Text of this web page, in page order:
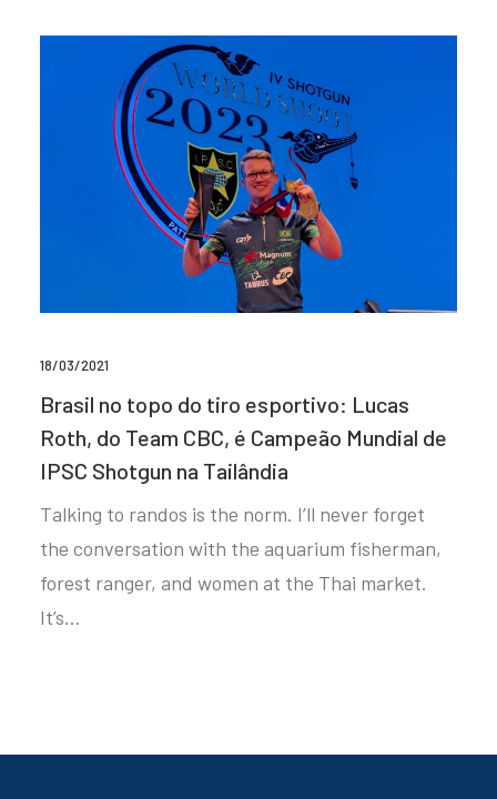
18/03/2021
Brasil no topo do tiro esportivo: Lucas
Roth, do Team CBC, é Campeão Mundial de
IPSC Shotgun na Tailândia
Talking to randos is the norm. I’ll never forget
the conversation with the aquarium fisherman,
forest ranger, and women at the Thai market.
It’s…